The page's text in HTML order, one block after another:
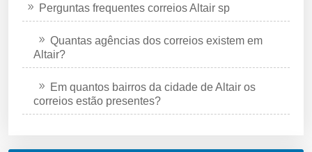
Perguntas frequentes correios Altair sp
Quantas agências dos correios existem em
Altair?
Em quantos bairros da cidade de Altair os
correios estão presentes?